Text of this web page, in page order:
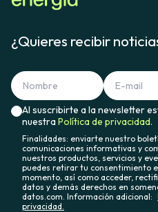
¿Quieres recibir
Al suscribirte a la newsletter
nuestraPolítica de privacidad.
Finalidades: enviarte nuestro
comunicaciones informativas y
nuestros productos, servicios y
puedes retirar tu consentimiento
momento, así como acceder,
datos y demás derechos en
datos.com. Información adicional:
privacidad.